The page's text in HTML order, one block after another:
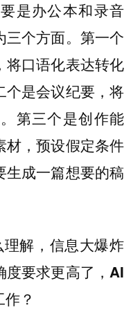
是办公本和录音
个方面。第一个
将口语化表达转化
个是会议纪要，将
第三个是创作能
材，预设假定条件
成一篇想要的稿
解，信息大爆炸
度要求更高了，AI
？